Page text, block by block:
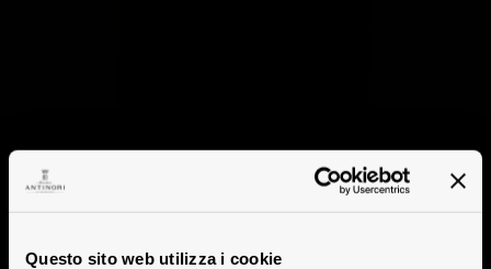
Questo sito web utilizza i cookie